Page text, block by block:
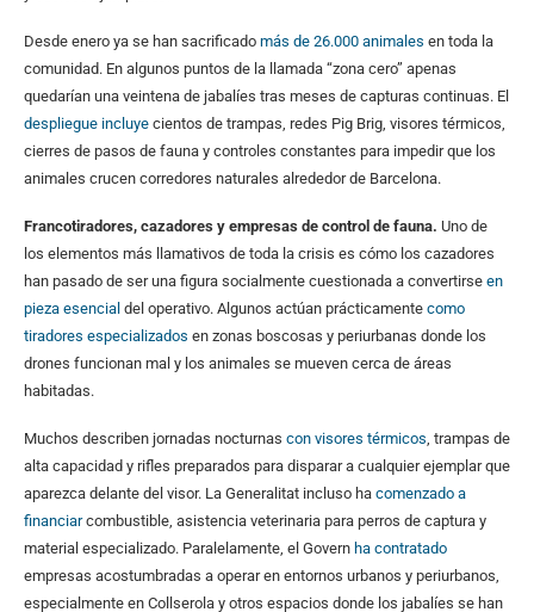
Desde enero ya se han sacrificado más de 26.000 animales en toda la
comunidad. En algunos puntos de la llamada “zona cero” apenas
quedarían una veintena de jabalíes tras meses de capturas continuas. El
despliegue incluye cientos de trampas, redes Pig Brig, visores térmicos,
cierres de pasos de fauna y controles constantes para impedir que los
animales crucen corredores naturales alrededor de Barcelona.
Francotiradores, cazadores y empresas de control de fauna. Uno de
los elementos más llamativos de toda la crisis es cómo los cazadores
han pasado de ser una figura socialmente cuestionada a convertirse en
pieza esencial del operativo. Algunos actúan prácticamente como
tiradores especializados en zonas boscosas y periurbanas donde los
drones funcionan mal y los animales se mueven cerca de áreas
habitadas.
Muchos describen jornadas nocturnas con visores térmicos, trampas de
alta capacidad y rifles preparados para disparar a cualquier ejemplar que
aparezca delante del visor. La Generalitat incluso ha comenzado a
financiarcombustible, asistencia veterinaria para perros de captura y
material especializado. Paralelamente, el Govern ha contratado
empresas acostumbradas a operar en entornos urbanos y periurbanos,
especialmente en Collserola y otros espacios donde los jabalíes se han